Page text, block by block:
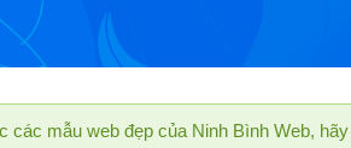
các mẫu web đẹp của Ninh Bình Web,